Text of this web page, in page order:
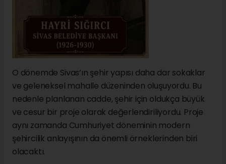
O dönemde Sivas’ın şehir yapısı daha dar sokaklar
ve geleneksel mahalle düzeninden oluşuyordu. Bu
nedenle planlanan cadde, şehir için oldukça büyük
ve cesur bir proje olarak değerlendiriliyordu. Proje
aynı zamanda Cumhuriyet döneminin modern
şehircilik anlayışının da önemli örneklerinden biri
olacaktı.